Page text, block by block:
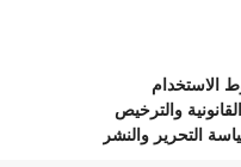
الاستخدام
والترخيص
التحرير والنشر